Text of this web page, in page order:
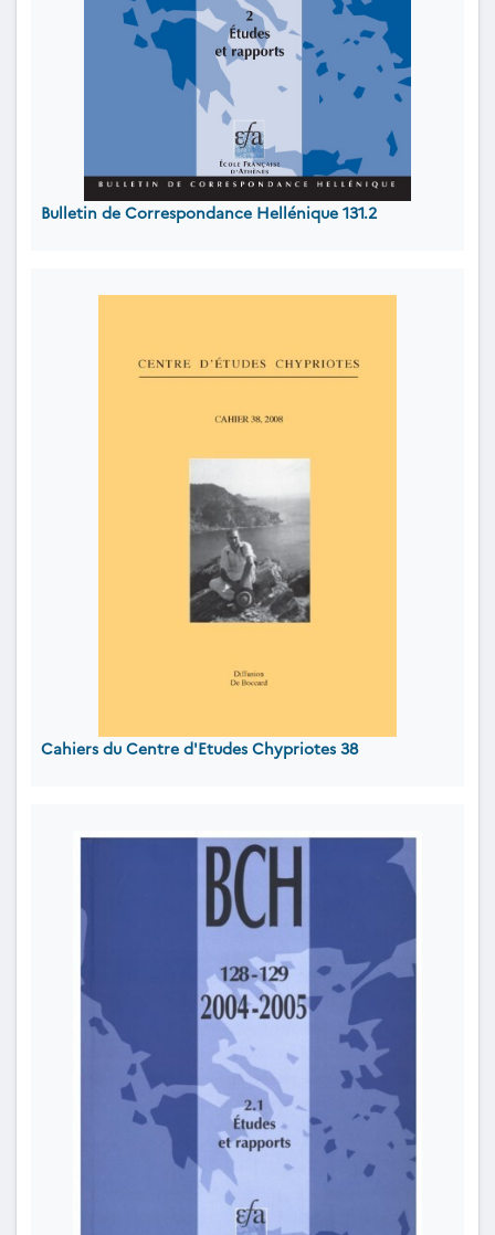
Bulletin de Correspondance Hellénique 131.2
Cahiers du Centre d'Etudes Chypriotes 38